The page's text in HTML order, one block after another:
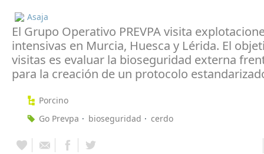
Asaja
El Grupo Operativo PREVPA visita
intensivas en Murcia, Huesca y Lérida. El
visitas es evaluar la bioseguridad externa
para la creación de un protocolo
Porcino
Go Prevpa
bioseguridad cerdo